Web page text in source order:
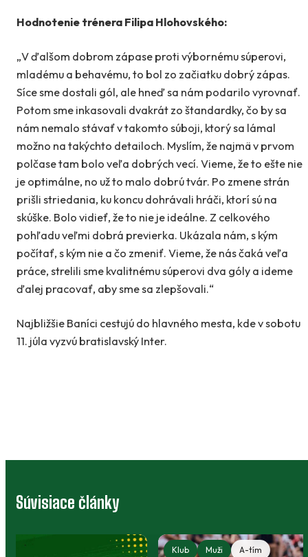
Hodnotenie trénera Filipa Hlohovského:
„V ďalšom dobrom zápase proti výbornému súperovi,
mladému a behavému, to bol zo začiatku dobrý zápas.
Síce sme dostali gól, ale hneď sa nám podarilo vyrovnať.
Potom sme inkasovali dvakrát zo štandardky, čo by sa
nám nemalo stávať v takomto súboji, ktorý sa lámal
možno na takýchto detailoch. Myslím, že najmä v prvom
polčase tam bolo veľa dobrých vecí. Vieme, že to ešte nie
je optimálne, no už to malo dobrú tvár. Po zmene strán
prišli striedania, ku koncu dohrávali hráči, ktorí sú na
skúške. Bolo vidieť, že to nie je ideálne. Z celkového
pohľadu veľmi dobrá previerka. Ukázala nám, s kým
počítať, s kým nie a čo zmeniť. Vieme, že nás čaká veľa
práce, strelili sme kvalitnému súperovi dva góly a ideme
ďalej pracovať, aby sme sa zlepšovali.“
Najbližšie Baníci cestujú do hlavného mesta, kde v sobotu
11. júla vyzvú bratislavský Inter.
Súvisiace články
A-tím